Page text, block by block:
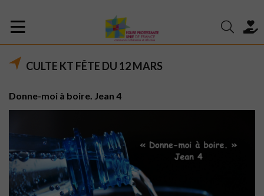
CULTE KT FÊTE DU 12 MARS
Donne-moi à boire. Jean 4